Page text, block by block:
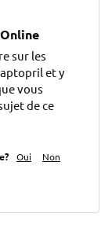
sur les
et y
vous
de ce
Oui Non